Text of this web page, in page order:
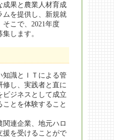
成果と農業人材育成
ムを提供し、新規就
こで、2021年度
します。
識とＩＴによる管
し、実践者と直に
ジネスとして成立
とを体験すること
連企業、地元ハロ
援を受けることがで